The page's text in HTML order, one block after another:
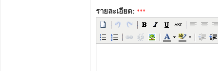
รายละเอียด: ***